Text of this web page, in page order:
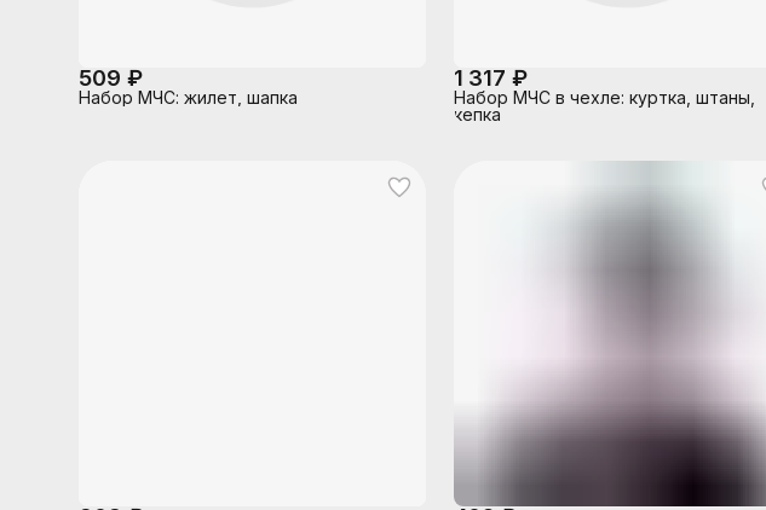
509 ₽
Набор МЧС: жилет, шапка
1 317 ₽
Набор МЧС в чехле: куртка, штаны,
кепка